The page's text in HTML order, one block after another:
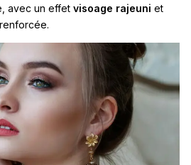
avec un effet visoage rajeuni et
renforcée.